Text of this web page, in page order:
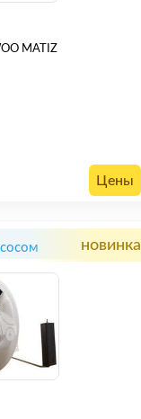
MATIZ
Цены
новинка